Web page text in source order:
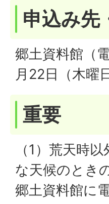
申込み先
郷土資料館（
月22日（木曜
重要
（1）荒天時
な天候のとき
郷土資料館に